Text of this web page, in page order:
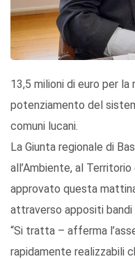
13,5 milioni di euro per
potenziamento del
comuni lucani.
La Giunta regionale di
all’Ambiente, al Territorio
approvato questa
attraverso appositi bandi
“Si tratta – afferma
rapidamente realizzabili